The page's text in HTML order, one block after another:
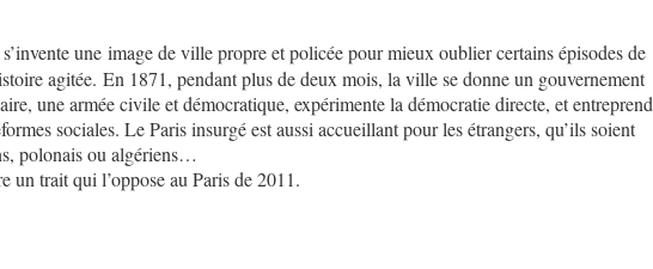
s’invente une image de ville propre et policée pour mieux oublier certains épisodes de
agitée. En 1871, pendant plus de deux mois, la ville se donne un gouvernement
une armée civile et démocratique, expérimente la démocratie directe, et entreprend
sociales. Le Paris insurgé est aussi accueillant pour les étrangers, qu’ils soient
polonais ou algériens…
un trait qui l’oppose au Paris de 2011.